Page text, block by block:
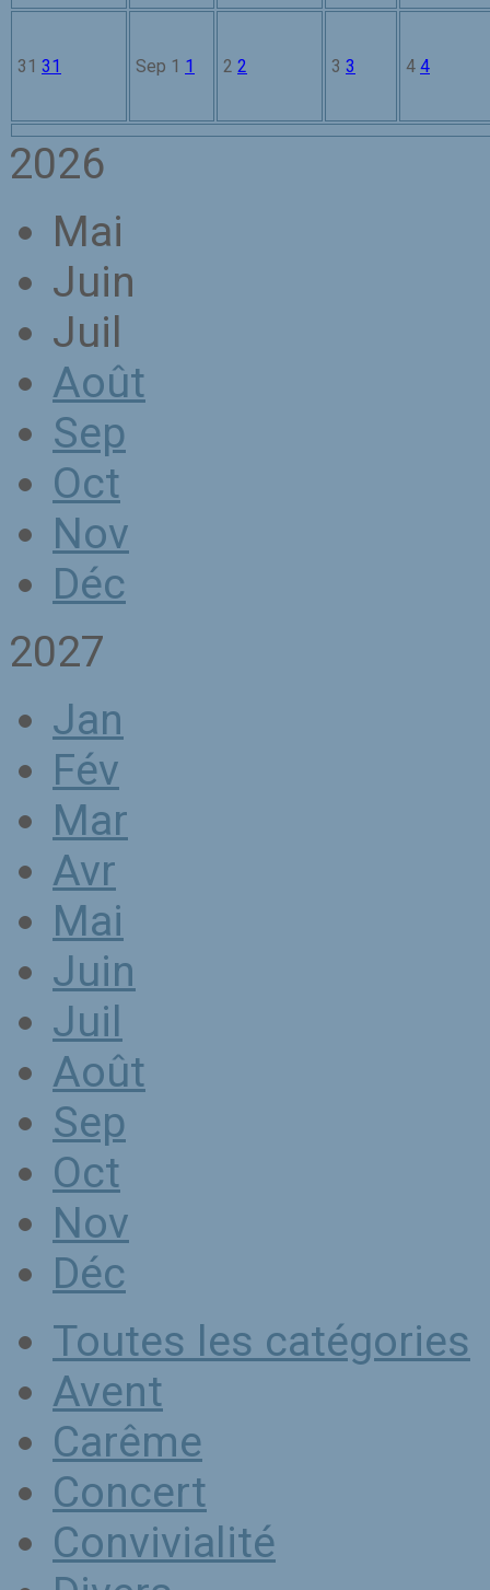
31 31 Sep 1 1 2 2 3 3 4 4
2026
Mai
Juin
Juil
Août
Sep
Oct
Nov
Déc
2027
Jan
Fév
Mar
Avr
Mai
Juin
Juil
Août
Sep
Oct
Nov
Déc
Toutes les catégories
Avent
Carême
Concert
Convivialité